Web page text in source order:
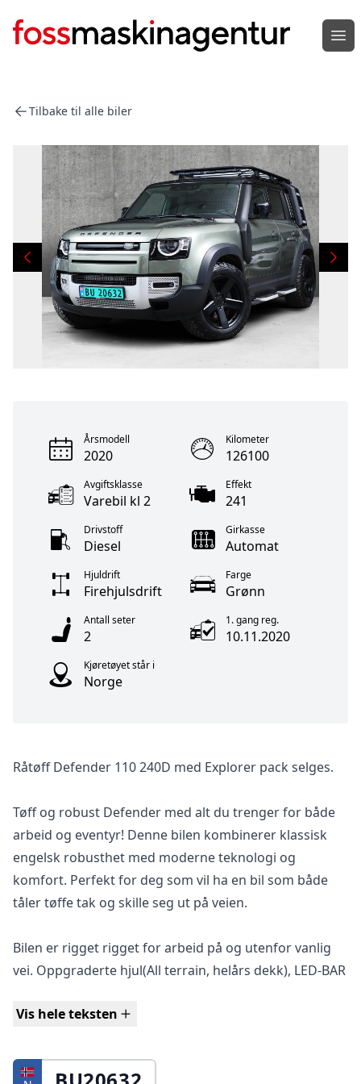
Tilbake til alle biler
Årsmodell
2020
Kilometer
126100
Avgiftsklasse
Varebil kl 2
Effekt
241
Drivstoff
Diesel
Girkasse
Automat
Hjuldrift
Firehjulsdrift
Farge
Grønn
Antall seter
2
1. gang reg.
10.11.2020
Kjøretøyet står i
Norge
Råtøff Defender 110 240D med Explorer pack selges.
Tøff og robust Defender med alt du trenger for både
arbeid og eventyr! Denne bilen kombinerer klassisk
engelsk robusthet med moderne teknologi og
komfort. Perfekt for deg som vil ha en bil som både
tåler tøffe tak og skille seg ut på veien.
Bilen er rigget rigget for arbeid på og utenfor vanlig
vei. Oppgraderte hjul(All terrain, helårs dekk), LED-BAR
Vis hele teksten